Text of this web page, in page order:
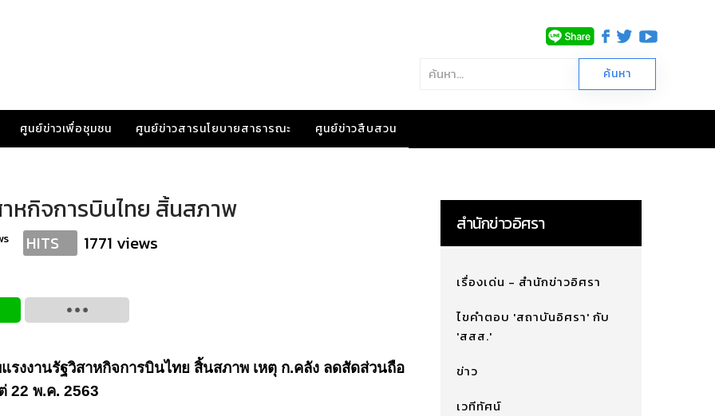
ศูนย์ข่าวเพื่อชุมชน ศูนย์ข่าวสารนโยบายสาธารณะ ศูนย์ข่าวสืบสวน
หกิจการบินไทย สิ้นสภาพ
HITS 1771 views
รงงานรัฐวิสาหกิจการบินไทย สิ้นสภาพ เหตุ ก.คลัง ลดสัดส่วนถือ
22 พ.ค. 2563
สำนักข่าวอิศรา
เรื่องเด่น - สำนักข่าวอิศรา
ไขคำตอบ 'สถาบันอิศรา' กับ
'สสส.'
ข่าว
เวทีทัศน์